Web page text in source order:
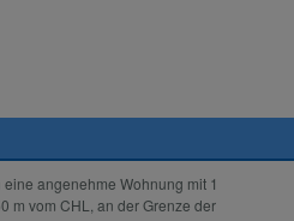
angenehme Wohnung mit 1
m vom CHL, an der Grenze der